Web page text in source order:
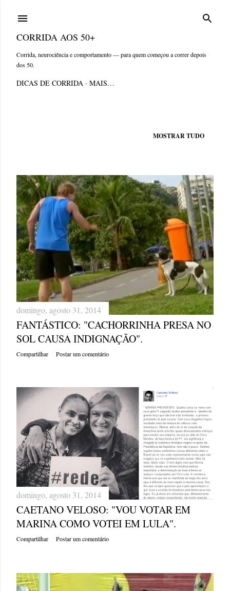
CORRIDA AOS 50+
Corrida, neurociência e comportamento — para quem começou a correr depois
dos 50.
DICAS DE CORRIDA MAIS…
s
t
a
g
e
n
s
MOSTRAR TUDO
domingo, agosto 31, 2014
FANTÁSTICO: "CACHORRINHA PRESA NO
SOL CAUSA INDIGNAÇÃO".
Compartilhar Postar um comentário
domingo, agosto 31, 2014
CAETANO VELOSO: "VOU VOTAR EM
MARINA COMO VOTEI EM LULA".
Compartilhar Postar um comentário